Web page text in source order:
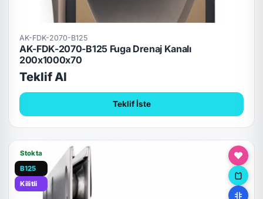
AK-FDK-2070-B125
AK-FDK-2070-B125 Fuga Drenaj Kanalı
200x1000x70
Teklif Al
Teklif İste
Stokta
B125
Kilitli